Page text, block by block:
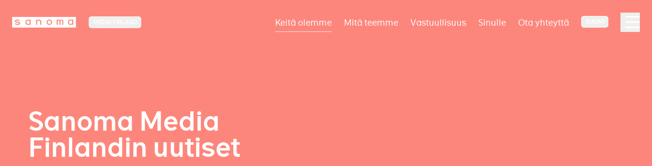
Keitä olemme Mitä teemme Vastuullisuus Sinulle Ota yhteyttä
Sanoma Media
Finlandin uutiset